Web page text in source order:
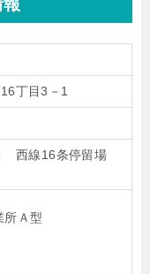
丁目3－1
西線16条停留場
所Ａ型